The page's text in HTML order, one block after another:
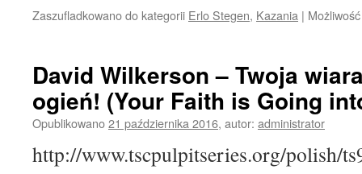
Zaszufladkowano do kategorii Erlo Stegen, Kazania |
David Wilkerson – Twoja
ogień! (Your Faith is Going
Opublikowano21 października 2016, autor: administrator
http://www.tscpulpitseries.org/polish/